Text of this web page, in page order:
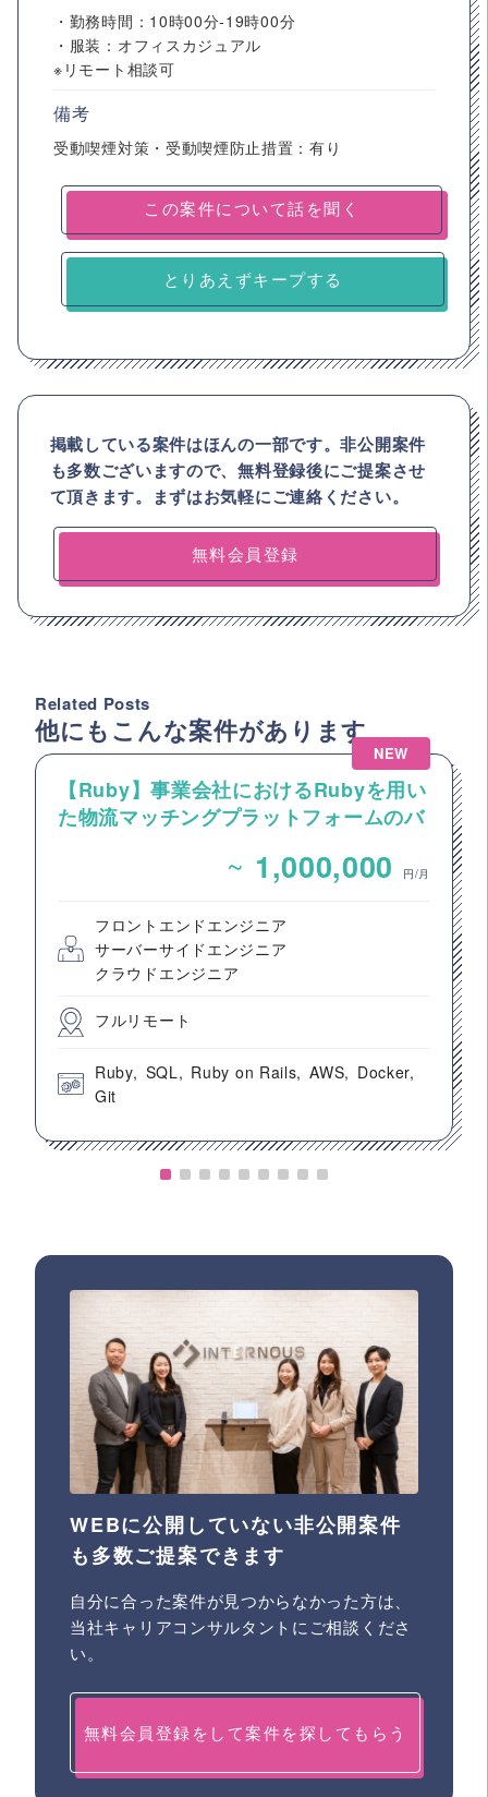
・勤務時間：10時00分-19時00分
・服装：オフィスカジュアル
※リモート相談可
備考
受動喫煙対策・受動喫煙防止措置：有り
とりあえずキープする
掲載している案件はほんの一部です。非公開案件
も多数ございますので、無料登録後にご提案させ
て頂きます。まずはお気軽にご連絡ください。
無料会員登録
Related Posts
他にもこんな案件があります
NEW
【Ruby】事業会社におけるRubyを用い
た物流マッチングプラットフォームのバ
~ 1,000,000 円/月
フロントエンドエンジニア
サーバーサイドエンジニア
クラウドエンジニア
フルリモート
Ruby SQL Ruby on Rails AWS
Docker
Git
WEBに公開していない非公開案件
も多数ご提案できます
自分に合った案件が見つからなかった方は、
当社キャリアコンサルタントにご相談くださ
い。
無料会員登録をして案件を探してもらう